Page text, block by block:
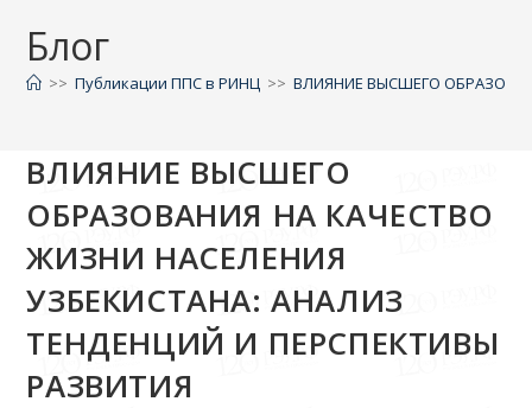
Блог
>> Публикации ППС в РИНЦ >> ВЛИЯНИЕ ВЫСШЕГО
ВЛИЯНИЕ ВЫСШЕГО
ОБРАЗОВАНИЯ НА КАЧЕСТВО
ЖИЗНИ НАСЕЛЕНИЯ
УЗБЕКИСТАНА: АНАЛИЗ
ТЕНДЕНЦИЙ И ПЕРСПЕКТИВЫ
РАЗВИТИЯ